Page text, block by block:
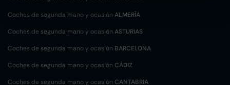
Coches de segunda mano y ocasión ALMERÍA
Coches de segunda mano y ocasión ASTURIAS
Coches de segunda mano y ocasión BARCELONA
Coches de segunda mano y ocasión CÁDIZ
Coches de segunda mano y ocasión CANTABRIA